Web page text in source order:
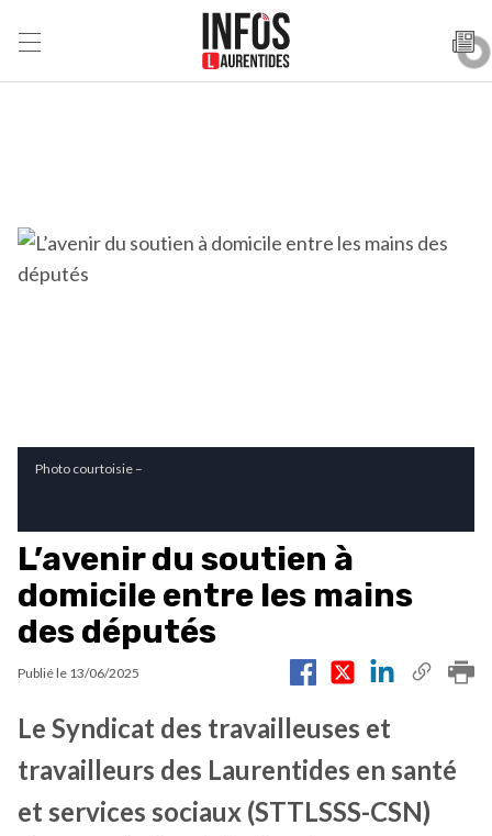
Photo courtoisie –
L’avenir du soutien à
domicile entre les mains
des députés
Publié le 13/06/2025
Le Syndicat des travailleuses et
travailleurs des Laurentides en santé
et services sociaux (STTLSSS-CSN)